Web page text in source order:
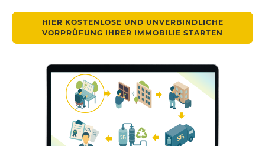
HIER KOSTENLOSE UND UNVERBINDLICHE
VORPRÜFUNG IHRER IMMOBILIE STARTEN